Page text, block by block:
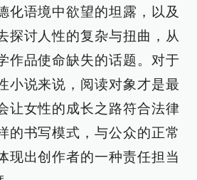
化语境中欲望的坦露，以及
探讨人性的复杂与扭曲，从
作品使命缺失的话题。对于
小说来说，阅读对象才是最
让女性的成长之路符合法律
的书写模式，与公众的正常
现出创作者的一种责任担当